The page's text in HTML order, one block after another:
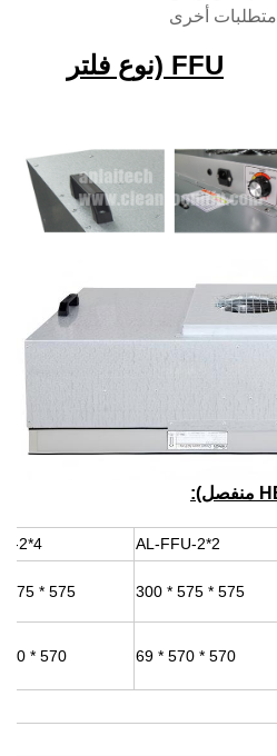
متطلبات أخرى
FFU (نوع فلتر
AL-FFU-2*2
2*4
575 * 575 * 300
575 * 1175 * 300
570 * 570 * 69
570 * 1170 * 69